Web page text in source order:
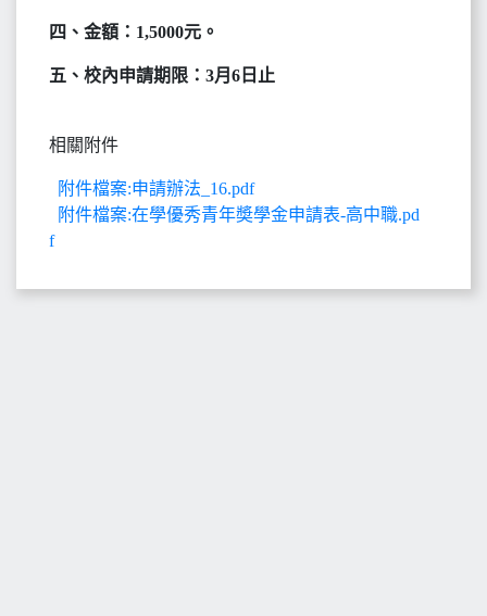
四、金額：1,5000元。
五、 校內申請期限：3月6日止
相關附件
附件檔案:申請辦法_16.pdf
附件檔案:在學優秀青年奬學金申請表-高中職.pd
f